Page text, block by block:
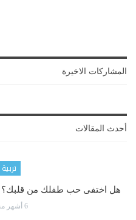
المشاركات الاخيرة
أحدث المقالات
هل اختفى حب طفلك من قلبك؟ ما
6 أشهر منذ